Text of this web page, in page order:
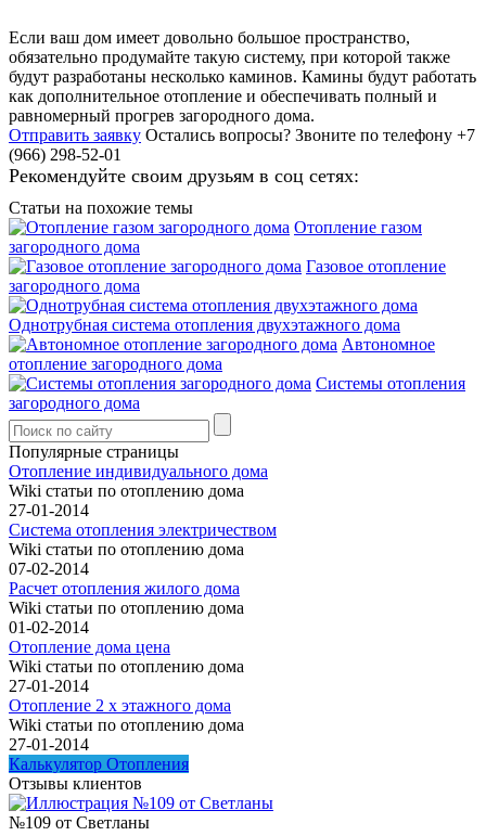
Если ваш дом имеет довольно большое пространство,
обязательно продумайте такую систему, при которой также
будут разработаны несколько каминов. Камины будут работать
как дополнительное отопление и обеспечивать полный и
равномерный прогрев загородного дома.
Отправить заявку Остались вопросы? Звоните по телефону +7
(966) 298-52-01
Рекомендуйте своим друзьям в соц сетях:
Статьи на похожие темы
Отопление газом
загородного дома
Газовое отопление
загородного дома
Однотрубная система отопления двухэтажного дома
Автономное
отопление загородного дома
Системы отопления
загородного дома
Популярные страницы
Отопление индивидуального дома
Wiki статьи по отоплению дома
27-01-2014
Система отопления электричеством
Wiki статьи по отоплению дома
07-02-2014
Расчет отопления жилого дома
Wiki статьи по отоплению дома
01-02-2014
Отопление дома цена
Wiki статьи по отоплению дома
27-01-2014
Отопление 2 х этажного дома
Wiki статьи по отоплению дома
27-01-2014
Калькулятор Отопления
Отзывы клиентов
№109 от Светланы